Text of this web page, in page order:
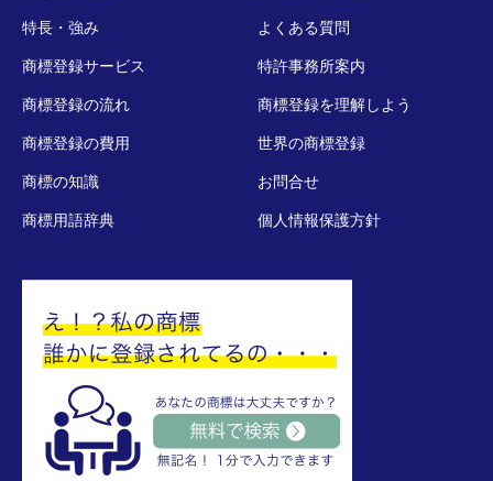
特長・強み
商標登録サービス
商標登録の流れ
商標登録の費用
商標の知識
商標用語辞典
よくある質問
特許事務所案内
商標登録を理解しよう
世界の商標登録
お問合せ
個人情報保護方針